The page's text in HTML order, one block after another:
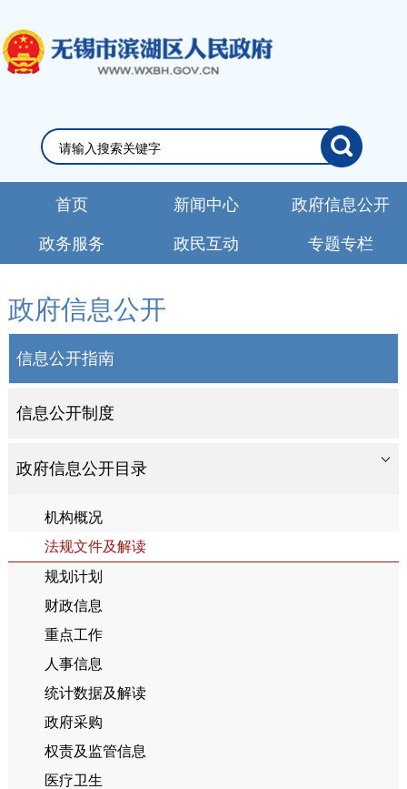
首页 新闻中心 政府信息公开
政务服务 政民互动 专题专栏
政府信息公开
信息公开指南
信息公开制度
政府信息公开目录
机构概况
法规文件及解读
规划计划
财政信息
重点工作
人事信息
统计数据及解读
政府采购
权责及监管信息
医疗卫生